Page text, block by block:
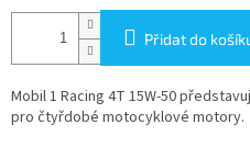
Přidat do
Mobil 1 Racing 4T 15W-50
pro čtyřdobé motocyklové motory.